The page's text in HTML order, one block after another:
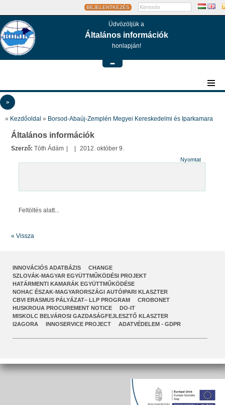
BEJELENTKEZÉS
Üdvözöljük a
Általános információk
honlapján!
-
>
» Kezdőoldal » Borsod-Abaúj-Zemplén Megyei Kereskedelmi és Iparkamara
Általános információk
Szerző: Tóth Ádám 2012. október 9.
Nyomtat
Feltöltés alatt...
« Vissza
INNOVÁCIÓS ADATBÁZIS
CHANGE
SZLOVÁK-MAGYAR EGYÜTTMŰKÖDÉSI PROJEKT
HATÁRMENTI KAMARÁK EGYÜTTMŰKÖDÉSE
NOHAC ÉSZAK-MAGYARORSZÁGI AUTÓIPARI KLASZTER
CBVI ERASMUS PÁLYÁZAT– LLP PROGRAM
CROBONET
HUSKROUA PROCUREMENT NOTICE
DO-IT
MISKOLC BELVÁROSI GAZDASÁGFEJLESZTŐ KLASZTER
I2AGORA
INNOSERVICE PROJECT ADATVÉDELEM - GDPR